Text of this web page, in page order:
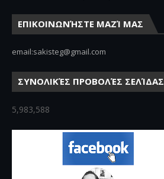
ΕΠΙΚΟΙΝΩΝΉΣΤΕ ΜΑΖΊ ΜΑΣ
email:sakisteg@gmail.com
ΣΥΝΟΛΙΚΈΣ ΠΡΟΒΟΛΈΣ ΣΕΛΊΔΑΣ
5,983,588